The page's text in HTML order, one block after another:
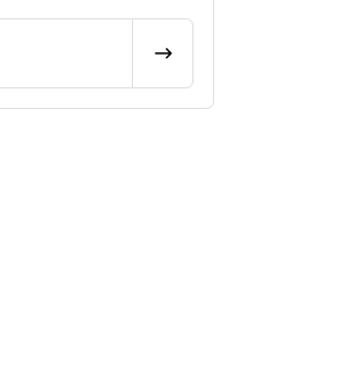
CALCULAR FRETE